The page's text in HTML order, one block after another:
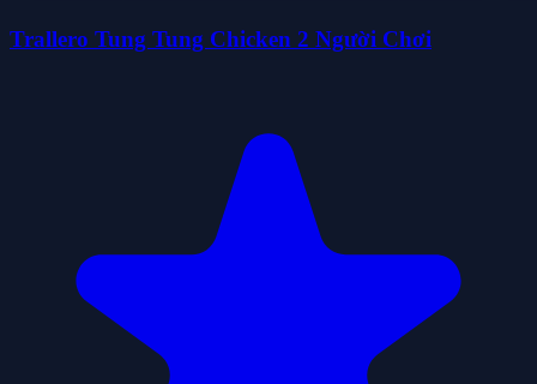
Trallero Tung Tung Chicken 2 Người Chơi